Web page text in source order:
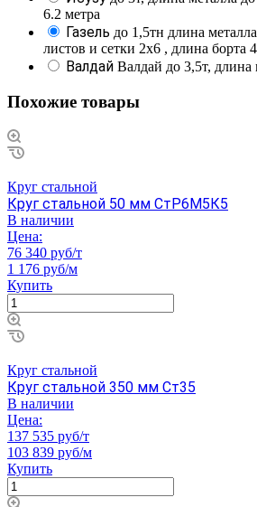
6.2 метра
Газель до 1,5тн длина
листов и сетки 2х6 , длина борта
Валдай Валдай до 3,5т, длина
Похожие товары
Круг стальной
Круг стальной 50 мм СтР6М5К5
В наличии
Цена:
76 340 руб/т
1 176 руб/м
Купить
Круг стальной
Круг стальной 350 мм Ст35
В наличии
Цена:
137 535 руб/т
103 839 руб/м
Купить